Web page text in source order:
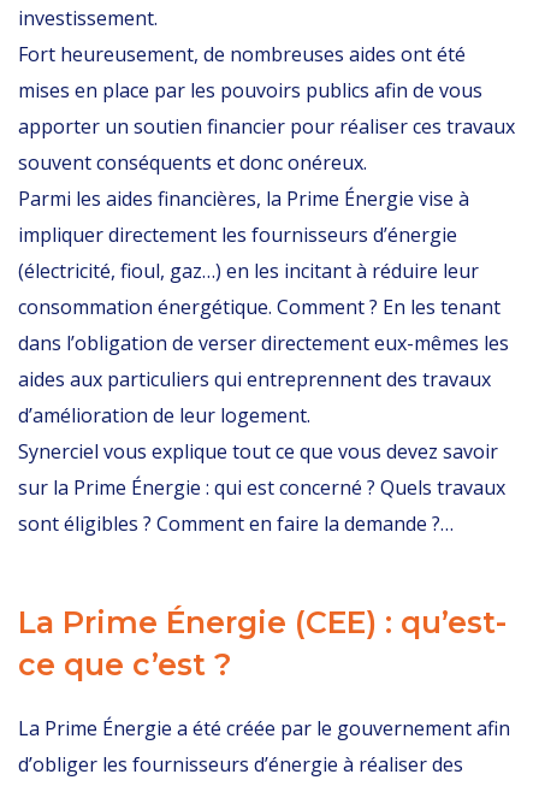
investissement.
Fort heureusement, de nombreuses aides ont été
mises en place par les pouvoirs publics afin de vous
apporter un soutien financier pour réaliser ces travaux
souvent conséquents et donc onéreux.
Parmi les aides financières, la Prime Énergie vise à
impliquer directement les fournisseurs d’énergie
(électricité, fioul, gaz…) en les incitant à réduire leur
consommation énergétique. Comment ? En les tenant
dans l’obligation de verser directement eux-mêmes les
aides aux particuliers qui entreprennent des travaux
d’amélioration de leur logement.
Synerciel vous explique tout ce que vous devez savoir
sur la Prime Énergie : qui est concerné ? Quels travaux
sont éligibles ? Comment en faire la demande ?…
La Prime Énergie (CEE) : qu’est-
ce que c’est ?
La Prime Énergie a été créée par le gouvernement afin
d’obliger les fournisseurs d’énergie à réaliser des